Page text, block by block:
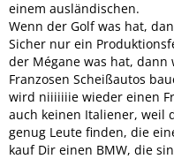
einem ausländischen.
Wenn der Golf was hat,
Sicher nur ein
der Mégane was hat,
Franzosen Scheißautos
wird niiiiiiie wieder einen
auch keinen Italiener, weil
genug Leute finden, die
kauf Dir einen BMW, die